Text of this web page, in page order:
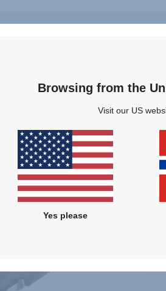
Browsing from the
Visit our US
Yes please